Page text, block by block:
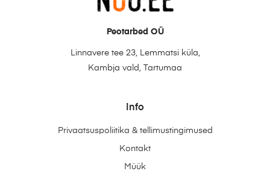
Peotarbed OÜ
Linnavere tee 23, Lemmatsi küla,
Kambja vald, Tartumaa
Info
Privaatsuspoliitika & tellimustingimused
Kontakt
Müük